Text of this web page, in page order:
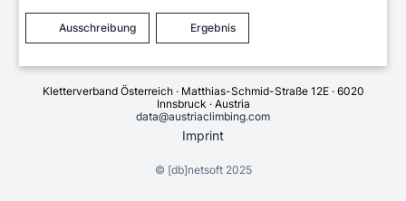
Ausschreibung Ergebnis
Kletterverband Österreich · Matthias-Schmid-Straße 12E · 6020
Innsbruck · Austria
data@austriaclimbing.com
Imprint
© [db]netsoft2025